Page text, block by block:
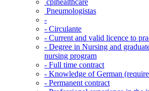
Pneumologistas
-
- Circulante
- Current and valid licence to
- Degree in Nursing and
nursing program
- Full time contract
- Knowledge of German
- Permanent contract